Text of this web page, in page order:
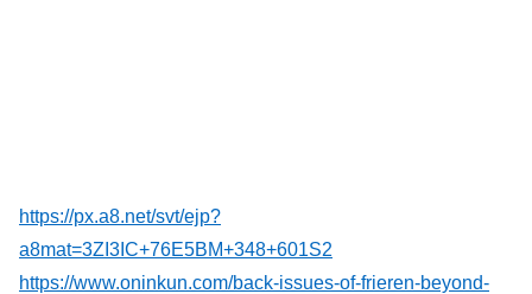
https://px.a8.net/svt/ejp?
a8mat=3ZI3IC+76E5BM+348+601S2
https://www.oninkun.com/back-issues-of-frieren-beyond-